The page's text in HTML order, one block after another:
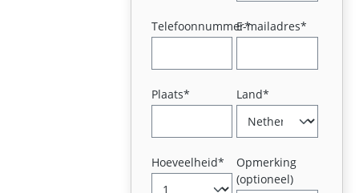
Telefoonnummer*E-mailadres*
Plaats* Land*
Hoeveelheid*
Opmerking
(optioneel)